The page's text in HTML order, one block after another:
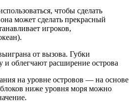
чтобы сделать
может сделать прекрасный
игроков,
от вызова. Губки
и облегчают расширение острова
на уровне островов — на основе
ниже уровня моря можно